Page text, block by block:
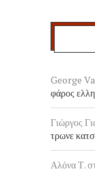
George
φάρος
Γιώργος
τρωνε
Αλόνα Τ.